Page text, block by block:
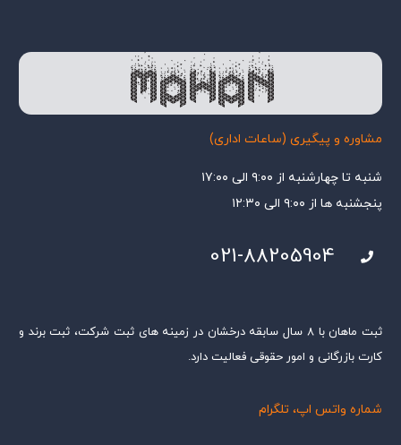
مشاوره و پیگیری (ساعات اداری)
شنبه تا چهارشنبه از ۹:۰۰ الی ۱۷:۰۰
پنجشنبه ها از ۹:۰۰ الی ۱۲:۳۰
021-88205904
ثبت ماهان با ۸ سال سابقه درخشان در زمینه های ثبت شرکت، ثبت برند و
کارت بازرگانی و امور حقوقی فعالیت دارد.
شماره واتس اپ، تلگرام